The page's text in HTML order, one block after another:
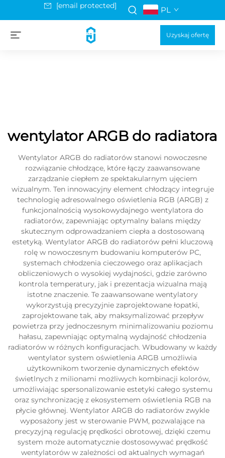
[email protected] PL
Uzyskaj ofertę
wentylator ARGB do radiatora
Wentylator ARGB do radiatorów stanowi nowoczesne
rozwiązanie chłodzące, które łączy zaawansowane
zarządzanie ciepłem ze spektakularnym ujęciem
wizualnym. Ten innowacyjny element chłodzący integruje
technologię adresowalnego oświetlenia RGB (ARGB) z
funkcjonalnością wysokowydajnego wentylatora do
radiatorów, zapewniając optymalny balans między
skutecznym odprowadzaniem ciepła a dostosowaną
estetyką. Wentylator ARGB do radiatorów pełni kluczową
rolę w nowoczesnym budowaniu komputerów PC,
systemach chłodzenia cieczowego oraz aplikacjach
obliczeniowych o wysokiej wydajności, gdzie zarówno
kontrola temperatury, jak i prezentacja wizualna mają
istotne znaczenie. Te zaawansowane wentylatory
wykorzystują precyzyjnie zaprojektowane łopatki,
zaprojektowane tak, aby maksymalizować przepływ
powietrza przy jednoczesnym minimalizowaniu poziomu
hałasu, zapewniając optymalną wydajność chłodzenia
radiatorów w różnych konfiguracjach. Wbudowany w każdy
wentylator system oświetlenia ARGB umożliwia
użytkownikom tworzenie dynamicznych efektów
świetlnych z milionami możliwych kombinacji kolorów,
umożliwiając spersonalizowanie estetyki całego systemu
oraz synchronizację z ekosystemem oświetlenia RGB na
płycie głównej. Wentylator ARGB do radiatorów zwykle
wyposażony jest w sterowanie PWM, pozwalające na
precyzyjną regulację prędkości obrotowej, dzięki czemu
system może automatycznie dostosowywać prędkość
wentylatorów w zależności od aktualnych wymagań